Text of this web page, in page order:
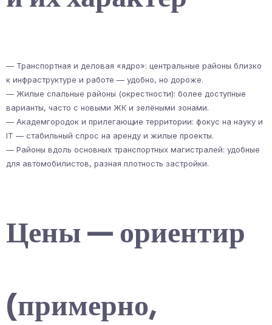
— Транспортная и деловая «ядро»: центральные районы близко
к инфраструктуре и работе — удобно, но дороже.
— Жилые спальные районы (окрестности): более доступные
варианты, часто с новыми ЖК и зелёными зонами.
— Академгородок и прилегающие территории: фокус на науку и
IT — стабильный спрос на аренду и жилые проекты.
— Районы вдоль основных транспортных магистралей: удобные
для автомобилистов, разная плотность застройки.
Цены — ориентир
(примерно,